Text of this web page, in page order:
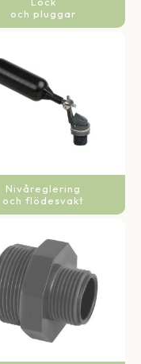
och pluggar
Nivåreglering
och flödesvakt